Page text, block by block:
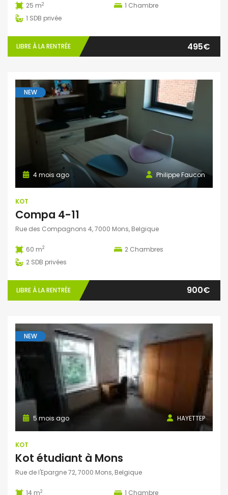
25 m2 1 Chambre
1 SDB privée
LIBRE À LA RENTRÉE 495€
NEW
Philippe Faucon
4 mois ago
KOT
Compa 4-11
Rue des Compagnons 4, 7000 Mons, Belgique
60 m2 2 Chambres
2 SDB privées
LIBRE À LA RENTRÉE 900€
NEW
HAYETTEP
5 mois ago
KOT
Kot étudiant à Mons
Rue de l'Epargne 72, 7000 Mons, Belgique
14 m2 1 Chambre